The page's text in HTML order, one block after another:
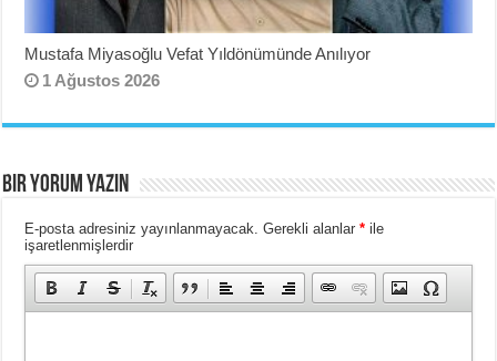
Mustafa Miyasoğlu Vefat Yıldönümünde Anılıyor
1 Ağustos 2026
BIR YORUM YAZIN
E-posta adresiniz yayınlanmayacak. Gerekli alanlar* ile
işaretlenmişlerdir